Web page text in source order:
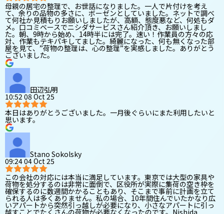
母親の居宅の整理で、お世話になりました。一人で片付けを考え
て、余りの品物の多さに、ボーゼンとしていました。ネットで調べ
て何社か見積もりお願いしましたが、高額、態度悪など、何処もダ
メ。口コミベースでニシダサービスさん紹介頂き、お願いしまし
た。朝、9時から始め、14時半には完了。速い！作業員の方々の応
対、作業もテキパキしてました。綺麗になった、何も無くなった部
屋を見て、”荷物の整理は、心の整理”を実感しました。ありがとう
ございました。
田辺弘明
10:52 08 Oct 25
本日はありがとうございました。一月後ぐらいにまた利用したいと
思います。
Stano Sokolsky
09:24 04 Oct 25
この会社の対応には本当に満足しています。東京では大型の家具や
荷物を処分するのは非常に面倒で、区役所が実際に集荷の空き枠を
確保するのに数週間かかることもあり、そこまで事前に計画を立て
られる人は多くありません。私の場合、10年間住んでいたかなり広
いアパートから突然引っ越しが必要になり、小さなアパートに引っ
越すことでたくさんの荷物が必要なくなったのです。Nishida